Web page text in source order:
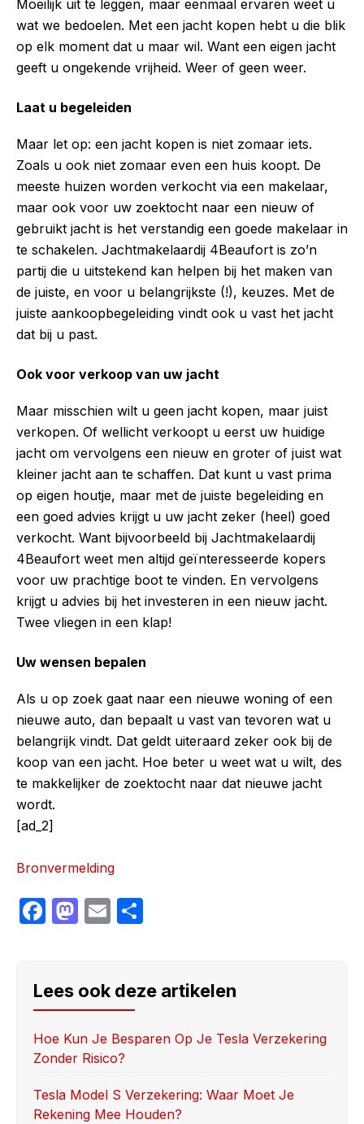
Moeilijk uit te leggen, maar eenmaal ervaren weet u
wat we bedoelen. Met een jacht kopen hebt u die blik
op elk moment dat u maar wil. Want een eigen jacht
geeft u ongekende vrijheid. Weer of geen weer.
Laat u begeleiden
Maar let op: een jacht kopen is niet zomaar iets.
Zoals u ook niet zomaar even een huis koopt. De
meeste huizen worden verkocht via een makelaar,
maar ook voor uw zoektocht naar een nieuw of
gebruikt jacht is het verstandig een goede makelaar in
te schakelen. Jachtmakelaardij 4Beaufort is zo’n
partij die u uitstekend kan helpen bij het maken van
de juiste, en voor u belangrijkste (!), keuzes. Met de
juiste aankoopbegeleiding vindt ook u vast het jacht
dat bij u past.
Ook voor verkoop van uw jacht
Maar misschien wilt u geen jacht kopen, maar juist
verkopen. Of wellicht verkoopt u eerst uw huidige
jacht om vervolgens een nieuw en groter of juist wat
kleiner jacht aan te schaffen. Dat kunt u vast prima
op eigen houtje, maar met de juiste begeleiding en
een goed advies krijgt u uw jacht zeker (heel) goed
verkocht. Want bijvoorbeeld bij Jachtmakelaardij
4Beaufort weet men altijd geïnteresseerde kopers
voor uw prachtige boot te vinden. En vervolgens
krijgt u advies bij het investeren in een nieuw jacht.
Twee vliegen in een klap!
Uw wensen bepalen
Als u op zoek gaat naar een nieuwe woning of een
nieuwe auto, dan bepaalt u vast van tevoren wat u
belangrijk vindt. Dat geldt uiteraard zeker ook bij de
koop van een jacht. Hoe beter u weet wat u wilt, des
te makkelijker de zoektocht naar dat nieuwe jacht
wordt.
[ad_2]
Bronvermelding
F
e
b
o
o
k
M
o
d
o
n
E
e
Lees ook deze artikelen
Hoe Kun Je Besparen Op Je Tesla Verzekering
Zonder Risico?
Tesla Model S Verzekering: Waar Moet Je
Rekening Mee Houden?